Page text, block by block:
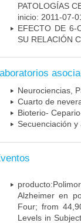
PATOLOGÍAS
inicio: 2011-07-
EFECTO DE 6-
SU RELACIÓN
Neurociencias,
Cuarto de
Bioterio-
Secuenciación
Alzheimer en
Four; from
Levels in